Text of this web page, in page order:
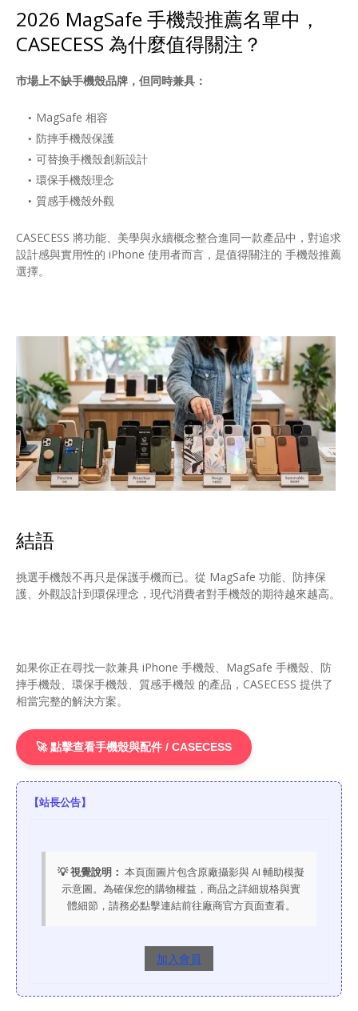
2026 MagSafe 手機殼推薦名單中，
CASECESS 為什麼值得關注？
市場上不缺手機殼品牌，但同時兼具：
MagSafe 相容
防摔手機殼保護
可替換手機殼創新設計
環保手機殼理念
質感手機殼外觀
CASECESS 將功能、美學與永續概念整合進同一款產品中，對追求
設計感與實用性的 iPhone 使用者而言，是值得關注的 手機殼推薦
選擇。
結語
挑選手機殼不再只是保護手機而已。從 MagSafe 功能、防摔保
護、外觀設計到環保理念，現代消費者對手機殼的期待越來越高。
如果你正在尋找一款兼具 iPhone 手機殼、MagSafe 手機殼、防
摔手機殼、環保手機殼、質感手機殼 的產品，CASECESS 提供了
相當完整的解決方案。
🚀 點擊查看手機殼與配件 / CASECESS
【站長公告】
💡 視覺說明： 本頁面圖片包含原廠攝影與 AI 輔助模擬
示意圖。為確保您的購物權益，商品之詳細規格與實
體細節，請務必點擊連結前往廠商官方頁面查看。
加入會員